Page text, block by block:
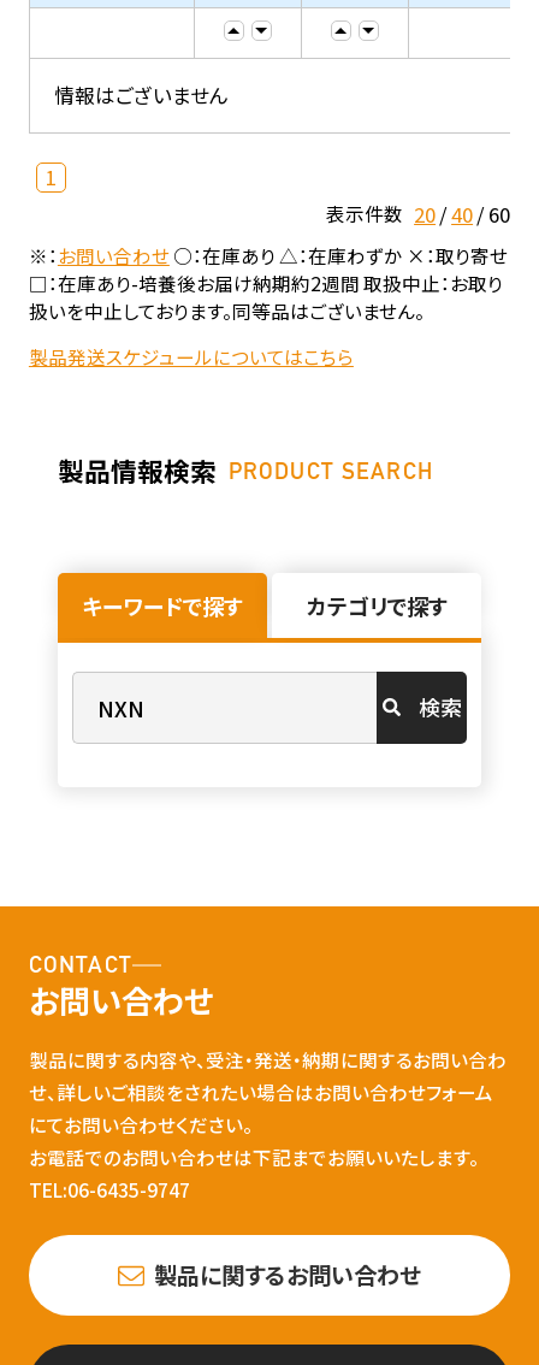
情報はございません
1
表示件数 20 40 60
※：お問い合わせ○：在庫あり △：在庫わずか ×：取り寄せ
□：在庫あり-培養後お届け納期約2週間 取扱中止：お取り
扱いを中止しております。同等品はございません。
製品発送スケジュールについてはこちら
製品情報検索 PRODUCT SEARCH
キーワードで探す カテゴリで探す
検索
CONTACT
お問い合わせ
製品に関する内容や、受注・発送・納期に関するお問い合わ
せ、詳しいご相談をされたい場合はお問い合わせフォーム
にてお問い合わせください。
お電話でのお問い合わせは下記までお願いいたします。
TEL:06-6435-9747
製品に関するお問い合わせ